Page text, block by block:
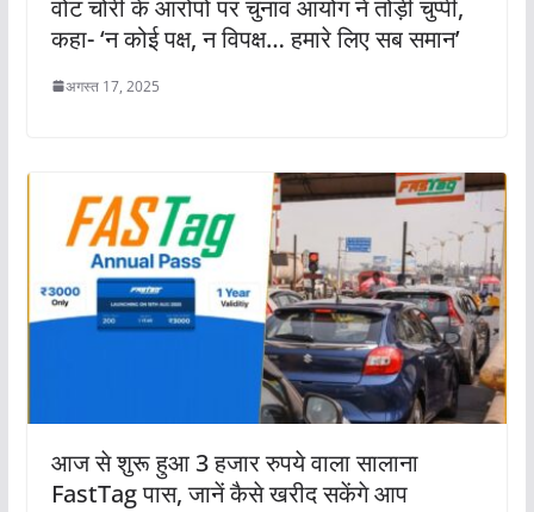
वोट चोरी के आरोपों पर चुनाव आयोग ने तोड़ी चुप्पी,
कहा- ‘न कोई पक्ष, न विपक्ष… हमारे लिए सब समान’
अगस्त 17, 2025
आज से शुरू हुआ 3 हजार रुपये वाला सालाना
FastTag पास, जानें कैसे खरीद सकेंगे आप